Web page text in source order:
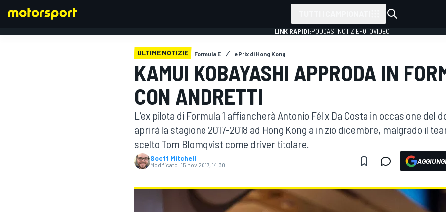
LINK RAPIDI:PODCASTNOTIZIEFOTOVIDEO
ULTIME NOTIZIE Formula E ePrix di Hong Kong
KAMUI KOBAYASHI APPRODA IN
CON ANDRETTI
L’ex pilota di Formula 1 affiancherà Antonio Félix Da Costa in occasione del
aprirà la stagione 2017-2018 ad Hong Kong a inizio dicembre, malgrado il
scelto Tom Blomqvist come driver titolare.
Scott Mitchell
Modificato: 15 nov 2017, 14:30